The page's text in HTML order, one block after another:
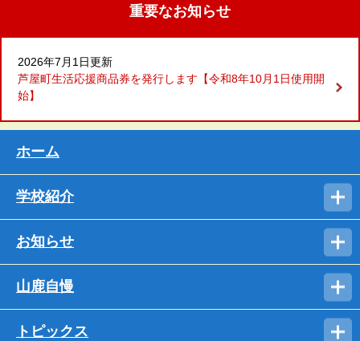
重要なお知らせ
2026年7月1日更新
芦屋町生活応援商品券を発行します【令和8年10月1日使用開
始】
ホーム
学校紹介
お知らせ
山鹿自慢
トピックス